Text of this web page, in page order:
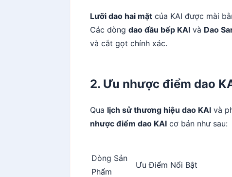
Lưỡi dao hai mặt của KAI được mài
Các dòng dao đầu bếp KAI và Dao
và cắt gọt chính xác.
2. Ưu nhược điểm dao
Qua lịch sử thương hiệu dao KAI và
nhược điểm dao KAI cơ bản như sau:
Dòng Sản
Phẩm
Ưu Điểm Nổi Bật